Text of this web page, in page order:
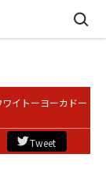
ワイトーヨーカドー
Tweet